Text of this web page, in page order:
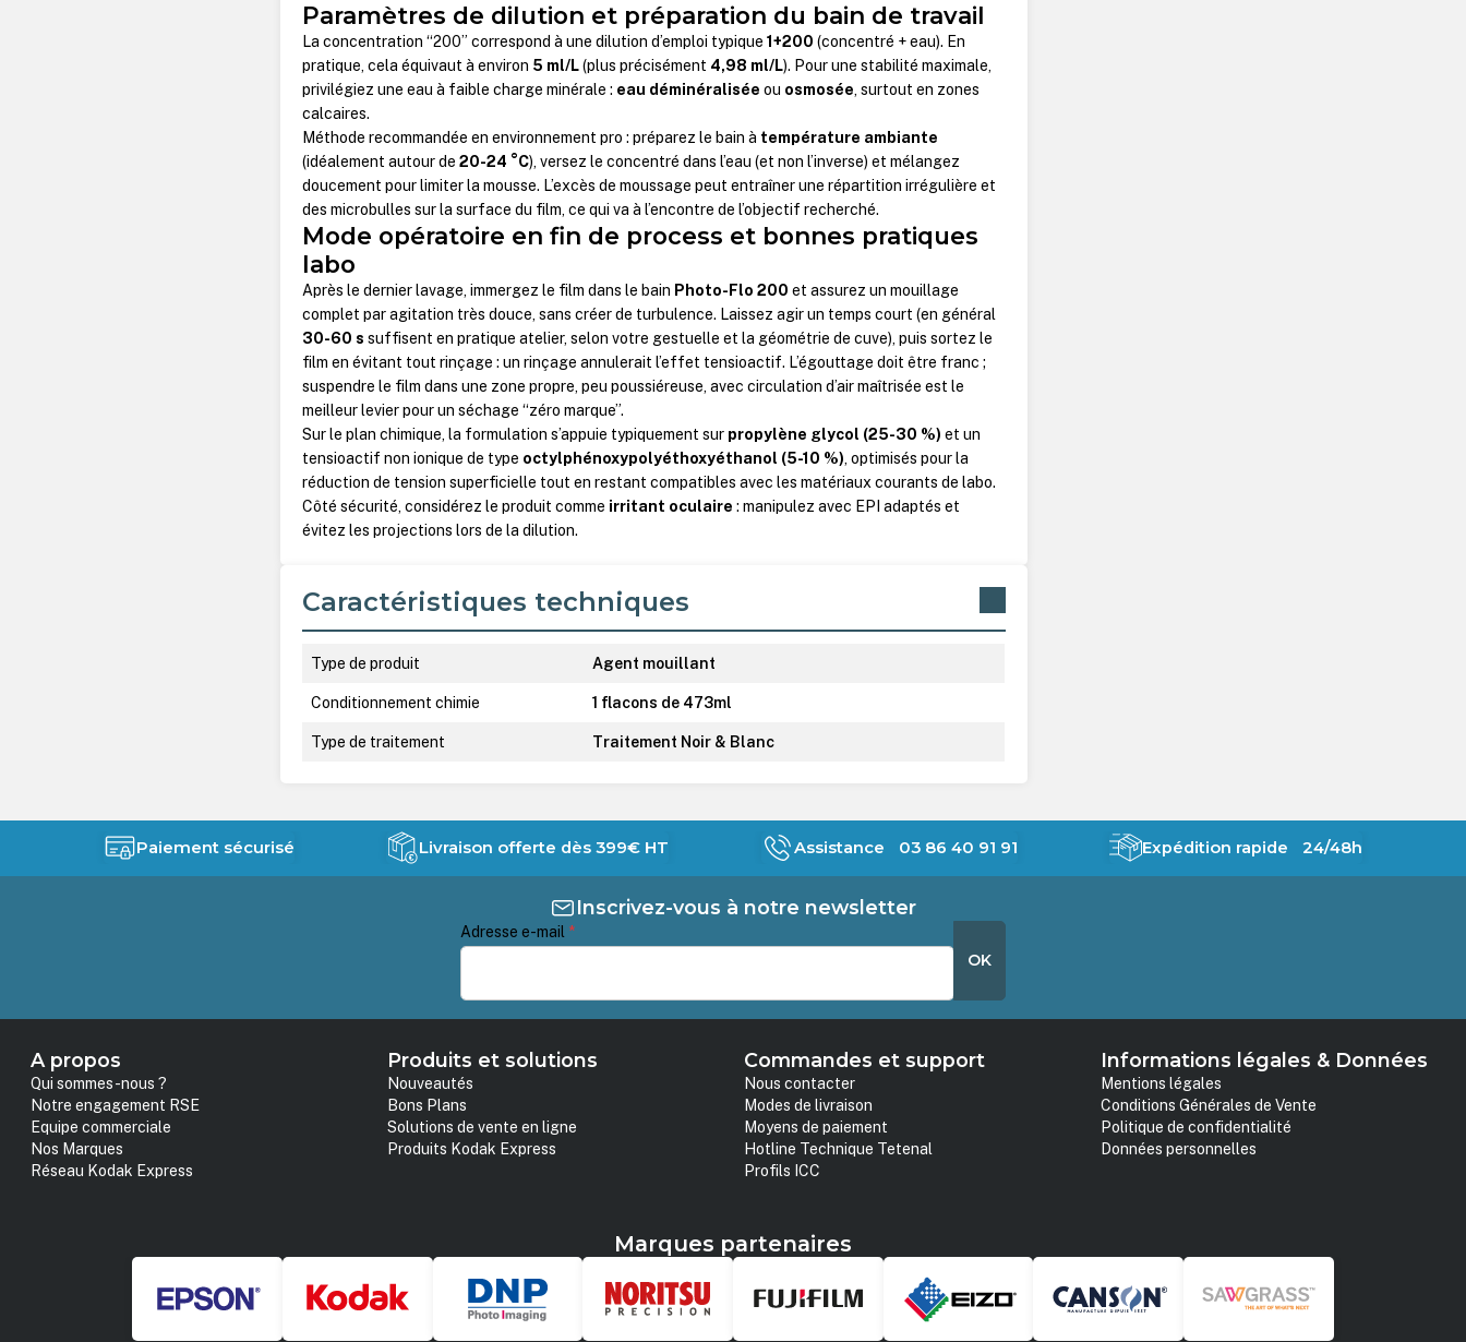
Paramètres de dilution et préparation du bain de travail
La concentration “200” correspond à une dilution d’emploi typique1+200 (concentré + eau). En
pratique, cela équivaut à environ 5 ml/L(plus précisément 4,98 ml/L). Pour une stabilité maximale,
privilégiez une eau à faible charge minérale : eau déminéralisée ou osmosée, surtout en zones
calcaires.
Méthode recommandée en environnement pro : préparez le bain à température ambiante
(idéalement autour de20-24 °C), versez le concentré dans l’eau (et non l’inverse) et mélangez
doucement pour limiter la mousse. L’excès de moussage peut entraîner une répartition irrégulière et
des microbulles sur la surface du film, ce qui va à l’encontre de l’objectif recherché.
Mode opératoire en fin de process et bonnes pratiques
labo
Après le dernier lavage, immergez le film dans le bain Photo-Flo 200 et assurez un mouillage
complet par agitation très douce, sans créer de turbulence. Laissez agir un temps court (en général
30-60 s suffisent en pratique atelier, selon votre gestuelle et la géométrie de cuve), puis sortez le
film en évitant tout rinçage : un rinçage annulerait l’effet tensioactif. L’égouttage doit être franc ;
suspendre le film dans une zone propre, peu poussiéreuse, avec circulation d’air maîtrisée est le
meilleur levier pour un séchage “zéro marque”.
Sur le plan chimique, la formulation s’appuie typiquement sur propylène glycol (25-30 %) et un
tensioactif non ionique de type octylphénoxypolyéthoxyéthanol (5-10 %), optimisés pour la
réduction de tension superficielle tout en restant compatibles avec les matériaux courants de labo.
Côté sécurité, considérez le produit comme irritant oculaire : manipulez avec EPI adaptés et
évitez les projections lors de la dilution.
Caractéristiques techniques
Type de produit Agent mouillant
Conditionnement chimie 1 flacons de 473ml
Type de traitement Traitement Noir & Blanc
Paiement sécurisé Livraison offerte dès 399€ HT Assistance 03 86 40 91 91 Expédition rapide 24/48h
Inscrivez-vous à notre newsletter
Adresse e-mail *
OK
A propos
Qui sommes-nous ?
Notre engagement RSE
Equipe commerciale
Nos Marques
Réseau Kodak Express
Produits et solutions
Nouveautés
Bons Plans
Solutions de vente en ligne
Produits Kodak Express
Commandes et support
Nous contacter
Modes de livraison
Moyens de paiement
Hotline Technique Tetenal
Profils ICC
Informations légales & Données
Mentions légales
Conditions Générales de Vente
Politique de confidentialité
Données personnelles
Marques partenaires